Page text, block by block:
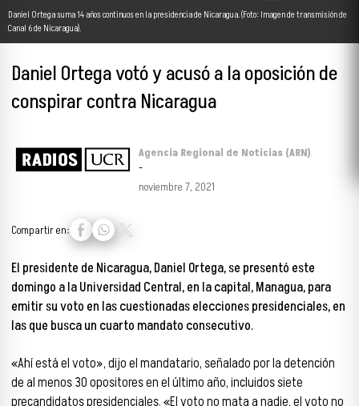
Daniel Ortega suma 14 años continuos en la presidencia de Nicaragua. (Foto: Imagen de transmisión de
Canal 6 de Nicaragua).
Daniel Ortega votó y acusó a la oposición de
conspirar contra Nicaragua
Agencia Regional de Noticias (ARN)
-
noviembre 7, 2021
Compartir en:
El presidente de Nicaragua, Daniel Ortega, se presentó este
domingo a la Universidad Central, en la capital, Managua, para
emitir su voto en las cuestionadas elecciones presidenciales, en
las que busca un cuarto mandato consecutivo.
«Ahí está el voto», dijo el mandatario, señalado por la detención
de al menos 30 opositores en el último año, incluidos siete
precandidatos presidenciales. «El voto no mata a nadie, el voto no